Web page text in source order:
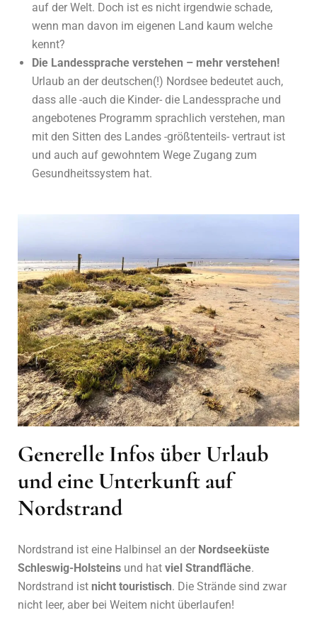
auf der Welt. Doch ist es nicht irgendwie schade,
wenn man davon im eigenen Land kaum welche
kennt?
Die Landessprache verstehen – mehr verstehen!
Urlaub an der deutschen(!) Nordsee bedeutet auch,
dass alle -auch die Kinder- die Landessprache und
angebotenes Programm sprachlich verstehen, man
mit den Sitten des Landes -größtenteils- vertraut ist
und auch auf gewohntem Wege Zugang zum
Gesundheitssystem hat.
Generelle Infos über Urlaub
und eine Unterkunft auf
Nordstrand
Nordstrand ist eine Halbinsel an der Nordseeküste
Schleswig-Holsteins und hat viel Strandfläche.
Nordstrand ist nicht touristisch. Die Strände sind zwar
nicht leer, aber bei Weitem nicht überlaufen!